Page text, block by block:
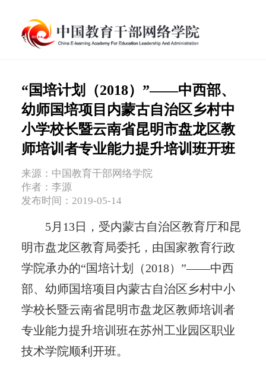
“国培计划（2018）”——中西部、
幼师国培项目内蒙古自治区乡村中
小学校长暨云南省昆明市盘龙区教
师培训者专业能力提升培训班开班
来源：中国教育干部网络学院
作者：李源
发布时间：2019-05-14
5月13日，受内蒙古自治区教育厅和昆
明市盘龙区教育局委托，由国家教育行政
学院承办的“国培计划（2018）”——中西
部、幼师国培项目内蒙古自治区乡村中小
学校长暨云南省昆明市盘龙区教师培训者
专业能力提升培训班在苏州工业园区职业
技术学院顺利开班。